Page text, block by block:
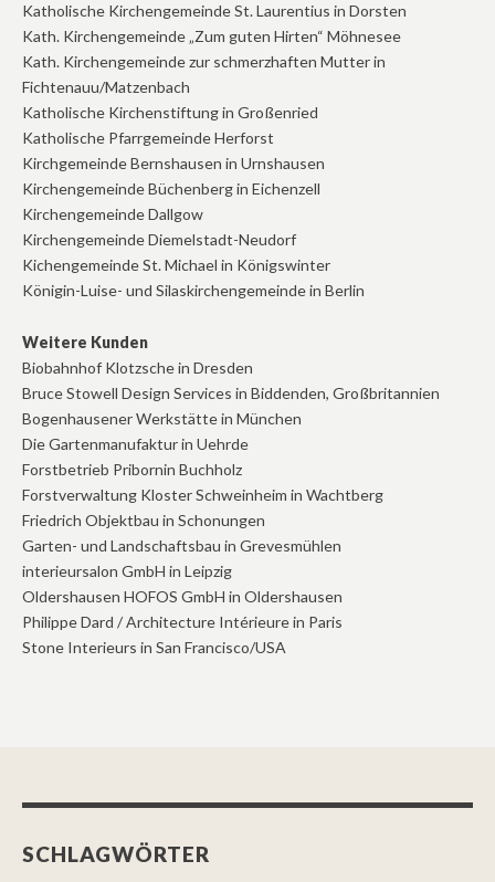
Katholische Kirchengemeinde St. Laurentius in Dorsten
Kath. Kirchengemeinde „Zum guten Hirten“ Möhnesee
Kath. Kirchengemeinde zur schmerzhaften Mutter in
Fichtenauu/Matzenbach
Katholische Kirchenstiftung in Großenried
Katholische Pfarrgemeinde Herforst
Kirchgemeinde Bernshausen in Urnshausen
Kirchengemeinde Büchenberg in Eichenzell
Kirchengemeinde Dallgow
Kirchengemeinde Diemelstadt-Neudorf
Kichengemeinde St. Michael in Königswinter
Königin-Luise- und Silaskirchengemeinde in Berlin
Weitere Kunden
Biobahnhof Klotzsche in Dresden
Bruce Stowell Design Services in Biddenden, Großbritannien
Bogenhausener Werkstätte in München
Die Gartenmanufaktur in Uehrde
Forstbetrieb Pribornin Buchholz
Forstverwaltung Kloster Schweinheim in Wachtberg
Friedrich Objektbau in Schonungen
Garten- und Landschaftsbau in Grevesmühlen
interieursalon GmbH in Leipzig
Oldershausen HOFOS GmbH in Oldershausen
Philippe Dard / Architecture Intérieure in Paris
Stone Interieurs in San Francisco/USA
SCHLAGWÖRTER